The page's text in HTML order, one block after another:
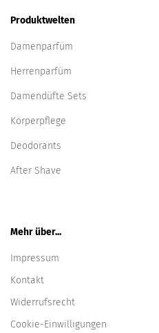
Produktwelten
Damenparfüm
Herrenparfüm
Damendüfte Sets
Körperpflege
Deodorants
After Shave
Mehr über...
Impressum
Kontakt
Widerrufsrecht
Cookie-Einwilligungen